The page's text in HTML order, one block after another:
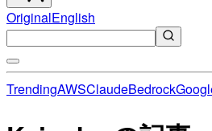
OriginalEnglish
TrendingAWSClaudeBedrock